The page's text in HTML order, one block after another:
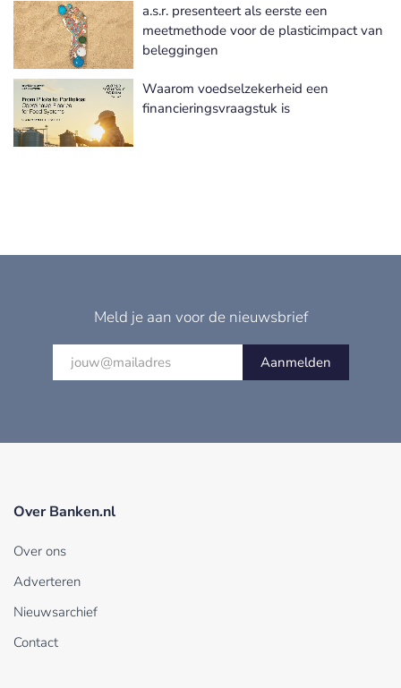
a.s.r. presenteert als eerste een
meetmethode voor de plasticimpact van
beleggingen
Waarom voedselzekerheid een
financieringsvraagstuk is
Meld je aan voor de nieuwsbrief
Aanmelden
Over Banken.nl
Over ons
Adverteren
Nieuwsarchief
Contact